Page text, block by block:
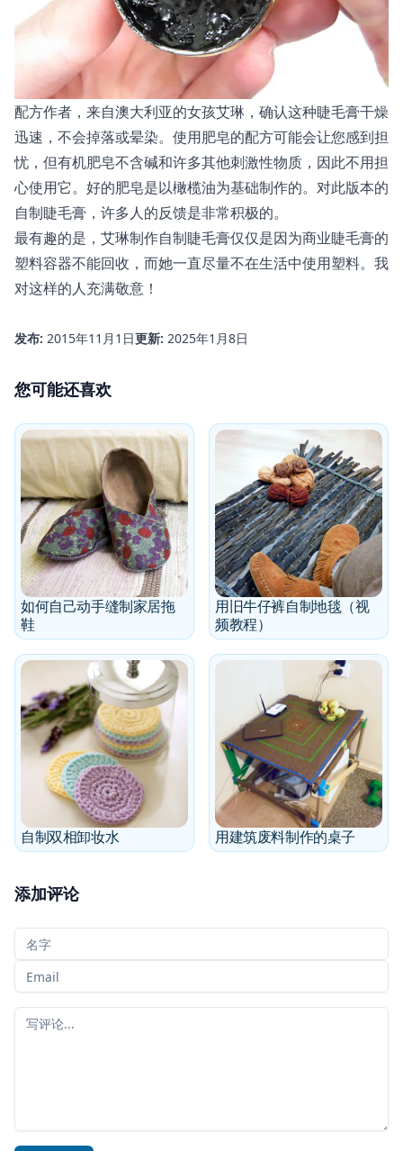
配方作者，来自澳大利亚的女孩艾琳，确认这种睫毛膏干燥
迅速，不会掉落或晕染。使用肥皂的配方可能会让您感到担
忧，但有机肥皂不含碱和许多其他刺激性物质，因此不用担
心使用它。好的肥皂是以橄榄油为基础制作的。对此版本的
自制睫毛膏，许多人的反馈是非常积极的。
最有趣的是，艾琳制作自制睫毛膏仅仅是因为商业睫毛膏的
塑料容器不能回收，而她一直尽量不在生活中使用塑料。我
对这样的人充满敬意！
发布: 2015年11月1日更新: 2025年1月8日
您可能还喜欢
如何自己动手缝制家居拖
鞋
用旧牛仔裤自制地毯（视
频教程）
自制双相卸妆水 用建筑废料制作的桌子
添加评论
您的名字
您的电子邮件
您的评论